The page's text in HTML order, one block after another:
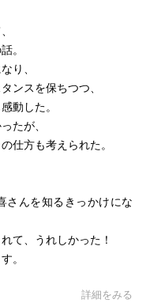
ベリ著)を読んでからネ
で、出版社やテレビ局
後どう対処したのか、あ
ない。
全部を読むのは大変なの
されていた頃のものは
ったらしいが)
。
り、
ンスを保ちつつ、
動した。
たが、
仕方も考えられた。
さんを知るきっかけにな
て、うれしかった！
。
詳細をみる